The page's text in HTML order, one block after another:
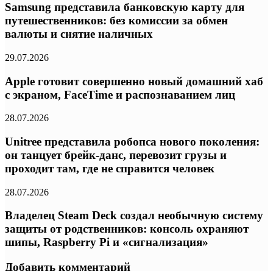
Samsung представила банковскую карту для
путешественников: без комиссии за обмен
валюты и снятие наличных
29.07.2026
Apple готовит совершенно новый домашний хаб
с экраном, FaceTime и распознаванием лиц
28.07.2026
Unitree представила робопса нового поколения:
он танцует брейк-данс, перевозит грузы и
проходит там, где не справится человек
28.07.2026
Владелец Steam Deck создал необычную систему
защиты от родственников: консоль охраняют
шипы, Raspberry Pi и «сигнализация»
Добавить комментарий